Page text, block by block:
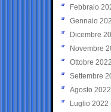
Febbraio
Gennaio
Dicembre
Novembre
Ottobre 2022
Settembre
Agosto 2022
Luglio 2022